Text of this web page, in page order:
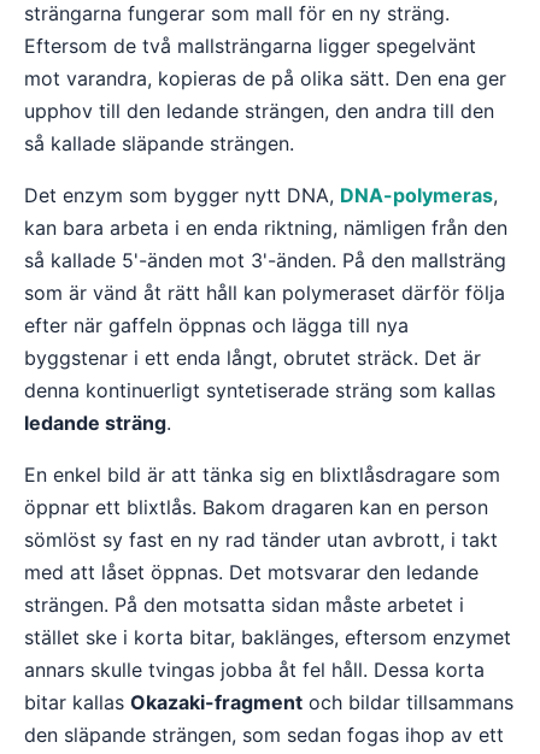
strängarna fungerar som mall för en ny sträng.
Eftersom de två mallsträngarna ligger spegelvänt
mot varandra, kopieras de på olika sätt. Den ena ger
upphov till den ledande strängen, den andra till den
så kallade släpande strängen.
Det enzym som bygger nytt DNA, DNA-polymeras,
kan bara arbeta i en enda riktning, nämligen från den
så kallade 5'-änden mot 3'-änden. På den mallsträng
som är vänd åt rätt håll kan polymeraset därför följa
efter när gaffeln öppnas och lägga till nya
byggstenar i ett enda långt, obrutet sträck. Det är
denna kontinuerligt syntetiserade sträng som kallas
ledande sträng.
En enkel bild är att tänka sig en blixtlåsdragare som
öppnar ett blixtlås. Bakom dragaren kan en person
sömlöst sy fast en ny rad tänder utan avbrott, i takt
med att låset öppnas. Det motsvarar den ledande
strängen. På den motsatta sidan måste arbetet i
stället ske i korta bitar, baklänges, eftersom enzymet
annars skulle tvingas jobba åt fel håll. Dessa korta
bitar kallas Okazaki-fragment och bildar tillsammans
den släpande strängen, som sedan fogas ihop av ett